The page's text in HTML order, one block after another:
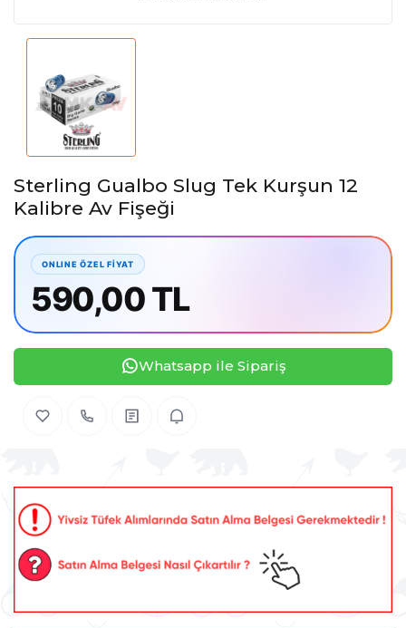
Sterling Gualbo Slug Tek Kurşun 12
Kalibre Av Fişeği
590,00 TL
Whatsapp ile Sipariş